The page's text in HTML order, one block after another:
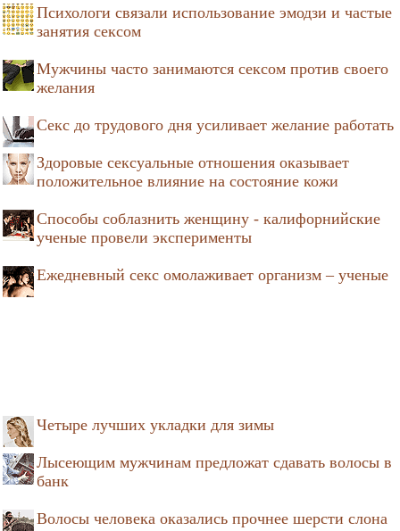
Психологи связали использование эмодзи и частые
занятия сексом
Мужчины часто занимаются сексом против своего
желания
Секс до трудового дня усиливает желание работать
Здоровые сексуальные отношения оказывает
положительное влияние на состояние кожи
Способы соблазнить женщину - калифорнийские
ученые провели эксперименты
Ежедневный секс омолаживает организм – ученые
Четыре лучших укладки для зимы
Лысеющим мужчинам предложат сдавать волосы в
банк
Волосы человека оказались прочнее шерсти слона